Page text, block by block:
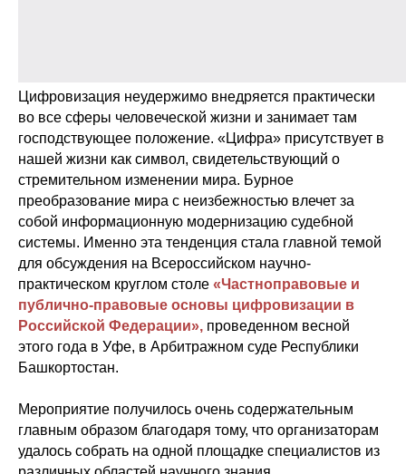
Цифровизация неудержимо внедряется практически
во все сферы человеческой жизни и занимает там
господствующее положение. «Цифра» присутствует в
нашей жизни как символ, свидетельствующий о
стремительном изменении мира. Бурное
преобразование мира с неизбежностью влечет за
собой информационную модернизацию судебной
системы. Именно эта тенденция стала главной темой
для обсуждения на Всероссийском научно-
практическом круглом столе «Частноправовые и
публично-правовые основы цифровизации в
Российской Федерации», проведенном весной
этого года в Уфе, в Арбитражном суде Республики
Башкортостан.
Мероприятие получилось очень содержательным
главным образом благодаря тому, что организаторам
удалось собрать на одной площадке специалистов из